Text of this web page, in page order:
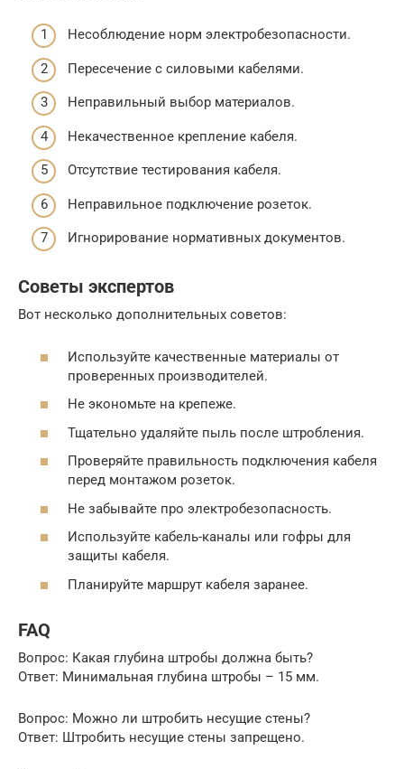
Несоблюдение норм электробезопасности.
Пересечение с силовыми кабелями.
Неправильный выбор материалов.
Некачественное крепление кабеля.
Отсутствие тестирования кабеля.
Неправильное подключение розеток.
Игнорирование нормативных документов.
Советы экспертов
Вот несколько дополнительных советов:
Используйте качественные материалы от
проверенных производителей.
Не экономьте на крепеже.
Тщательно удаляйте пыль после штробления.
Проверяйте правильность подключения кабеля
перед монтажом розеток.
Не забывайте про электробезопасность.
Используйте кабель-каналы или гофры для
защиты кабеля.
Планируйте маршрут кабеля заранее.
FAQ
Вопрос: Какая глубина штробы должна быть?
Ответ: Минимальная глубина штробы – 15 мм.
Вопрос: Можно ли штробить несущие стены?
Ответ: Штробить несущие стены запрещено.